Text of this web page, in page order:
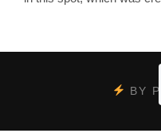
BY